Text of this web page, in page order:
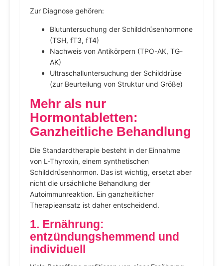
Zur Diagnose gehören:
Blutuntersuchung der Schilddrüsenhormone
(TSH, fT3, fT4)
Nachweis von Antikörpern (TPO-AK, TG-
AK)
Ultraschalluntersuchung der Schilddrüse
(zur Beurteilung von Struktur und Größe)
Mehr als nur
Hormontabletten:
Ganzheitliche Behandlung
Die Standardtherapie besteht in der Einnahme
von L-Thyroxin, einem synthetischen
Schilddrüsenhormon. Das ist wichtig, ersetzt aber
nicht die ursächliche Behandlung der
Autoimmunreaktion. Ein ganzheitlicher
Therapieansatz ist daher entscheidend.
1. Ernährung:
entzündungshemmend und
individuell